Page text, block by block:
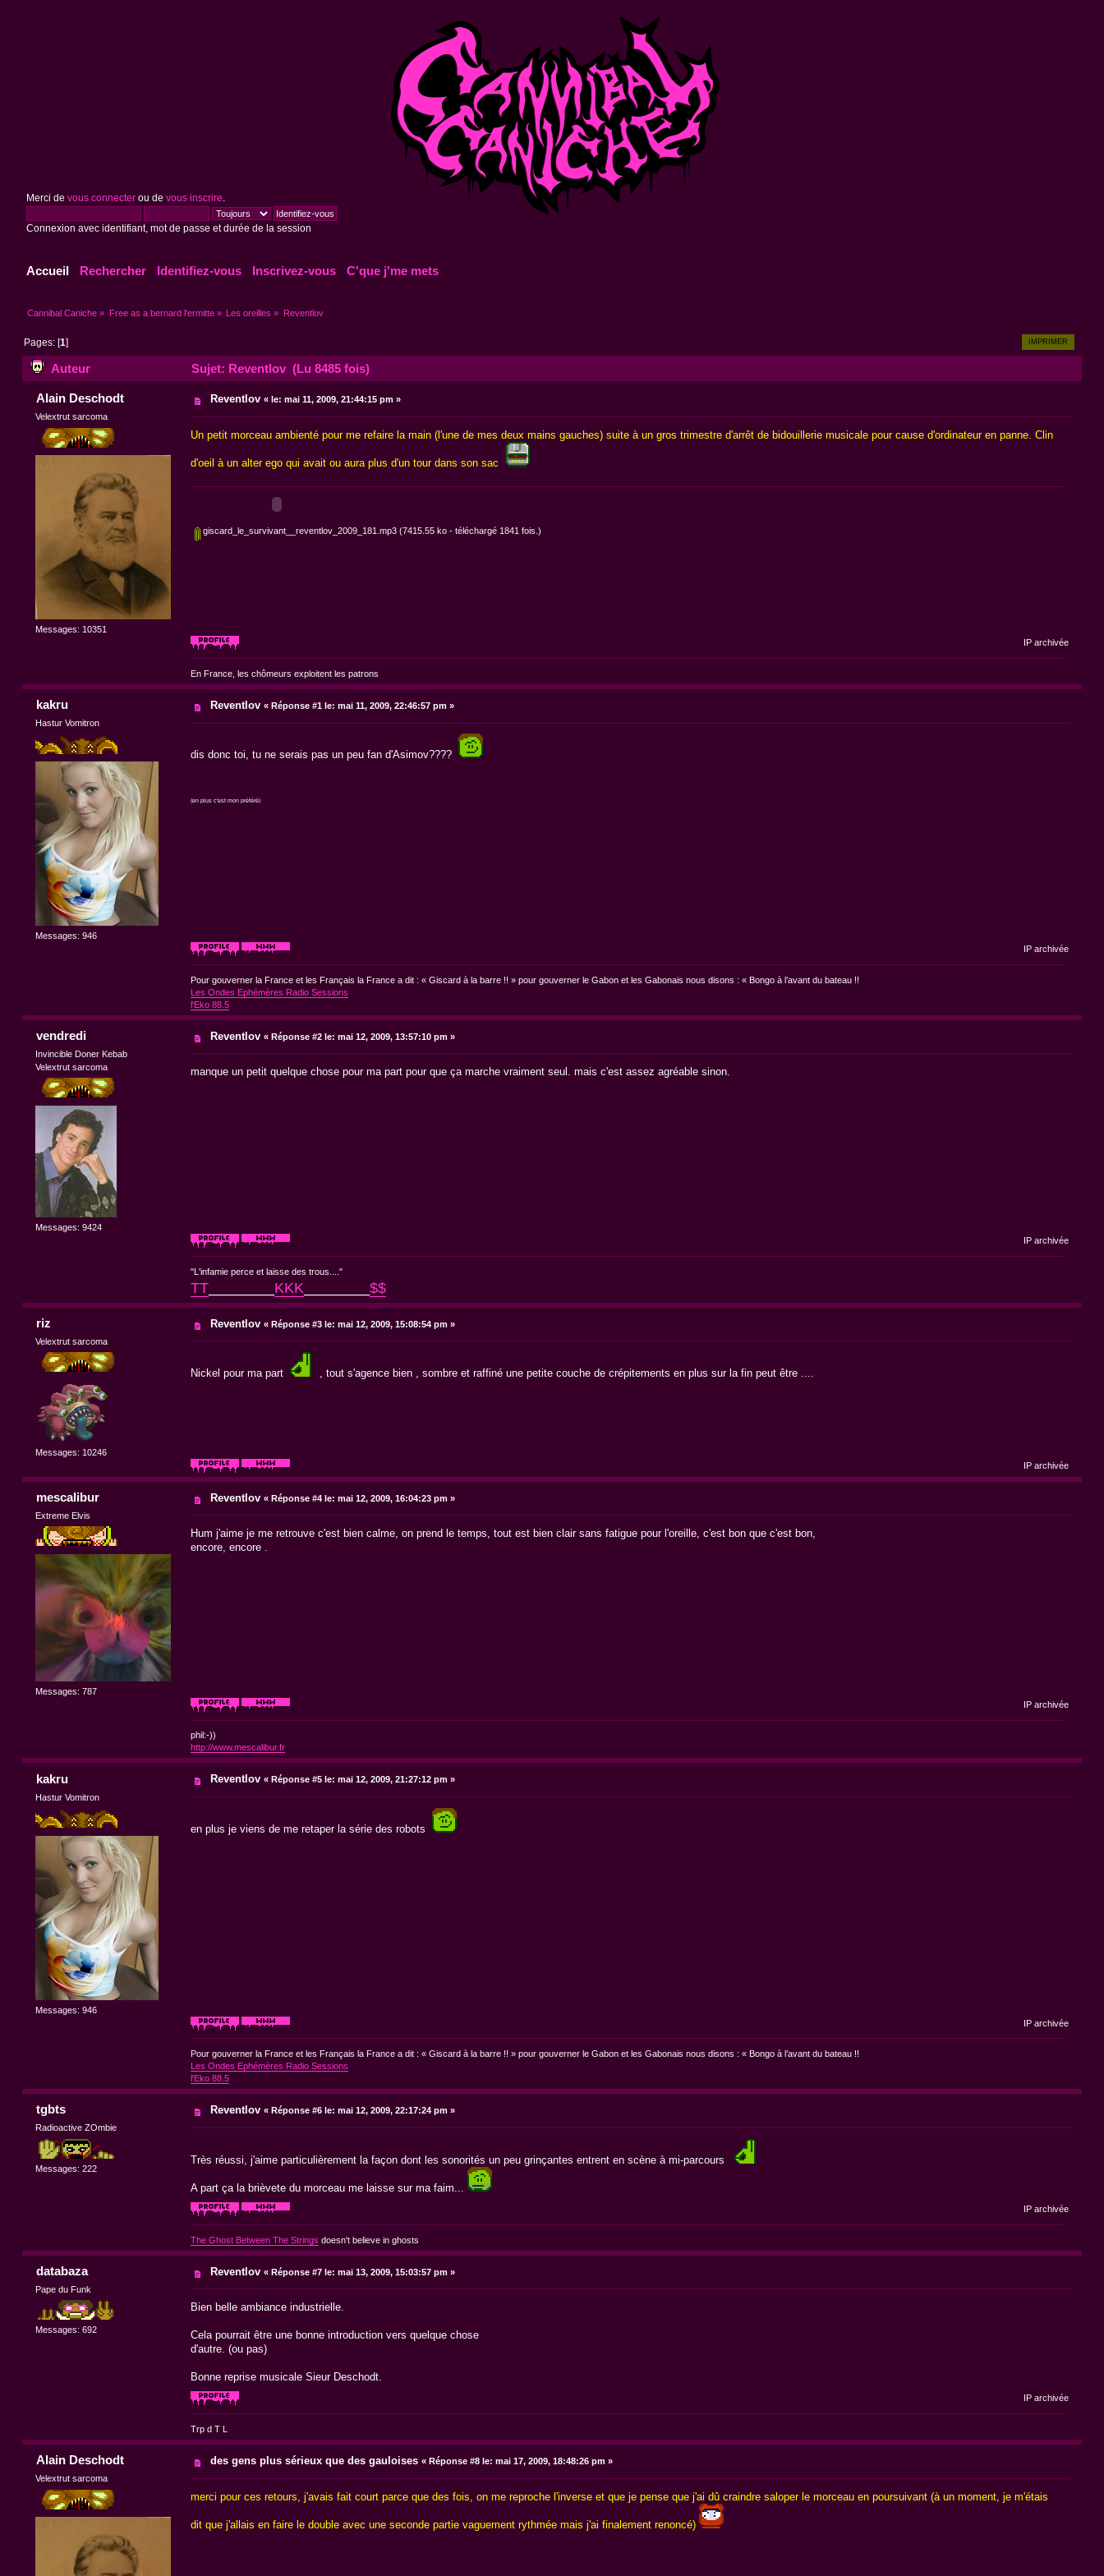
Merci de vous connecterou de vous inscrire
Connexion avec identifiant, mot de passe et durée de la session
Accueil Rechercher Identifiez-vous Inscrivez-vous C'que j'me mets
Cannibal Caniche » Free as a bernard l'ermitte» Les oreilles » Reventlov
IMPRIMER
Pages: [1]
Auteur Sujet: Reventlov (Lu 8485 fois)
Alain Deschodt
Velextrut sarcoma
Messages: 10351
Reventlov « le: mai 11, 2009, 21:44:15 pm »
Un petit morceau ambienté pour me refaire la main (l'une de mes deux mains gauches) suite à un gros trimestre d'arrêt de bidouillerie musicale pour cause d'ordinateur en panne. Clin
d'oeil à un alter ego qui avait ou aura plus d'un tour dans son sac
giscard_le_survivant__reventlov_2009_181.mp3(7415.55 ko - téléchargé 1841 fois.)
IP archivée
En France, les chômeurs exploitent les patrons
kakru
Hastur Vomitron
Messages: 946
Reventlov « Réponse #1 le: mai 11, 2009, 22:46:57 pm »
dis donc toi, tu ne serais pas un peu fan d'Asimov????
(en plus c'est mon préféré)
IP archivée
Pour gouverner la France et les Français la France a dit : « Giscard à la barre !! » pour gouverner le Gabon et les Gabonais nous disons : « Bongo à l’avant du bateau !!
Les Ondes Ephémères Radio Sessions
l'Eko 88.5
vendredi
Invincible Doner Kebab
Velextrut sarcoma
Messages: 9424
Reventlov « Réponse #2 le: mai 12, 2009, 13:57:10 pm »
manque un petit quelque chose pour ma part pour que ça marche vraiment seul. mais c'est assez agréable sinon.
IP archivée
"L'infamie perce et laisse des trous...."
TT________ KKK $$
riz
Velextrut sarcoma
Messages: 10246
Reventlov « Réponse #3 le: mai 12, 2009, 15:08:54 pm »
Nickel pour ma part , tout s'agence bien , sombre et raffiné une petite couche de crépitements en plus sur la fin peut être ....
IP archivée
mescalibur
Extreme Elvis
Messages: 787
Reventlov « Réponse #4 le: mai 12, 2009, 16:04:23 pm »
Hum j'aime je me retrouve c'est bien calme, on prend le temps, tout est bien clair sans fatigue pour l'oreille, c'est bon que c'est bon,
encore, encore .
IP archivée
phil:-))
http://www.mescalibur.fr
kakru
Hastur Vomitron
Messages: 946
Reventlov « Réponse #5 le: mai 12, 2009, 21:27:12 pm »
en plus je viens de me retaper la série des robots
IP archivée
Pour gouverner la France et les Français la France a dit : « Giscard à la barre !! » pour gouverner le Gabon et les Gabonais nous disons : « Bongo à l’avant du bateau !!
Les Ondes Ephémères Radio Sessions
l'Eko 88.5
tgbts
Radioactive ZOmbie
Messages: 222
Reventlov « Réponse #6 le: mai 12, 2009, 22:17:24 pm »
Très réussi, j'aime particulièrement la façon dont les sonorités un peu grinçantes entrent en scène à mi-parcours
A part ça la brièvete du morceau me laisse sur ma faim...
IP archivée
The Ghost Between The Strings doesn't believe in ghosts
databaza
Pape du Funk
Messages: 692
Reventlov « Réponse #7 le: mai 13, 2009, 15:03:57 pm »
Bien belle ambiance industrielle.
Cela pourrait être une bonne introduction vers quelque chose
d'autre. (ou pas)
Bonne reprise musicale Sieur Deschodt.
IP archivée
Trp d T L
Alain Deschodt
Velextrut sarcoma
des gens plus sérieux que des gauloises « Réponse #8 le: mai 17, 2009, 18:48:26 pm »
merci pour ces retours, j'avais fait court parce que des fois, on me reproche l'inverse et que je pense que j'ai dû craindre saloper le morceau en poursuivant (à un moment, je m'étais
dit que j'allais en faire le double avec une seconde partie vaguement rythmée mais j'ai finalement renoncé)